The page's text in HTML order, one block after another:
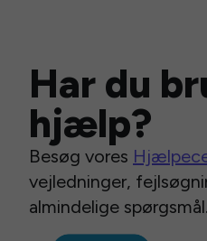
Har du
hjælp?
Besøg vores
vejledninger,
almindelige spørgsmål.